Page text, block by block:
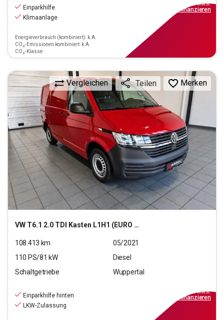
Einparkhilfe
Klimaanlage
Energieverbrauch (kombiniert): k.A.
CO₂-Emissionen kombiniert: k.A.
CO₂-Klasse:
inkl.MwSt.
finanzieren
VW T6.1 2.0 TDI Kasten L1H1 (EURO 6d-TEMP)
Vergleichen Teilen Merken
108.413 km
05/2021
110 PS/81 kW
Diesel
Schaltgetriebe
Wuppertal
Einparkhilfe hinten
LKW-Zulassung
inkl.MwSt.
finanzieren